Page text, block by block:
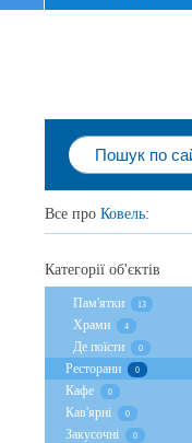
Все про Ковель:
Категорії об'єктів
Пам'ятки 13
Храми 4
Де поїсти 0
Ресторани 0
Кафе 0
Кав'ярні 0
Закусочні 0